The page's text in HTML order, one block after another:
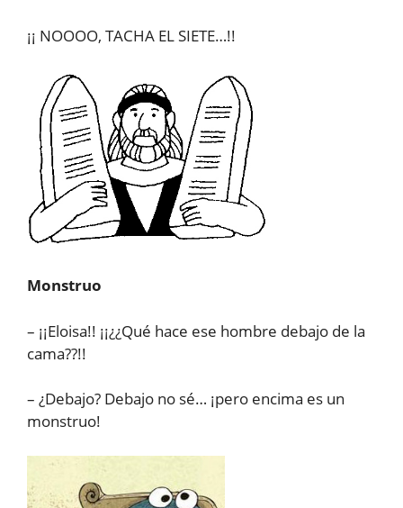
¡¡ NOOOO, TACHA EL SIETE…!!
Monstruo
– ¡¡Eloisa!! ¡¡¿¿Qué hace ese hombre debajo de la
cama??!!
– ¿Debajo? Debajo no sé… ¡pero encima es un
monstruo!